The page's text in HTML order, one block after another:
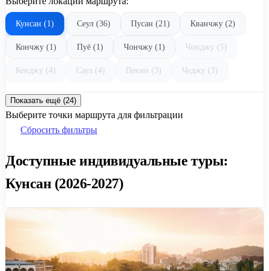
Кунсан (1) Сеул (36) Пусан (21) Кванчжу (2)
Кончжу (1) Пуё (1) Чончжу (1) Чонджу (5)
Кенджу (4) Саул (4) Пекин (3) Чеджу (3)
Показать ещё (24)
Выберите точки маршрута для фильтрации
Сбросить фильтры
Доступные индивидуальные туры:
Кунсан (2026-2027)